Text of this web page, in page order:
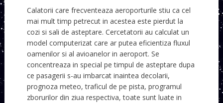
Calatorii care frecventeaza aeroporturile stiu ca cel
mai mult timp petrecut in acestea este pierdut la
cozi si sali de asteptare. Cercetatorii au calculat un
model computerizat care ar putea eficientiza fluxul
oamenilor si al avioanelor in aeroport. Se
concentreaza in special pe timpul de asteptare dupa
ce pasagerii s-au imbarcat inaintea decolarii,
prognoza meteo, traficul de pe pista, programul
zborurilor din ziua respectiva, toate sunt luate in